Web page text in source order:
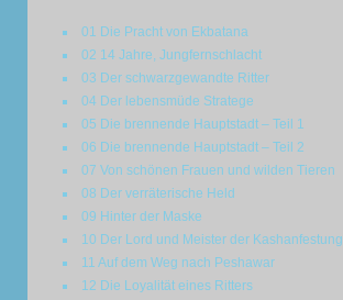
01 Die Pracht von Ekbatana
02 14 Jahre, Jungfernschlacht
03 Der schwarzgewandte Ritter
04 Der lebensmüde Stratege
05 Die brennende Hauptstadt – Teil 1
06 Die brennende Hauptstadt – Teil 2
07 Von schönen Frauen und wilden Tieren
08 Der verräterische Held
09 Hinter der Maske
10 Der Lord und Meister der Kashanfestung
11 Auf dem Weg nach Peshawar
12 Die Loyalität eines Ritters